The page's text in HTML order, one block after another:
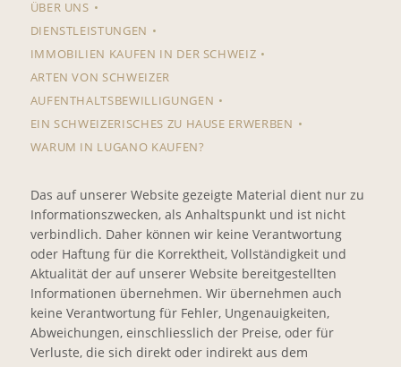
ÜBER UNS
DIENSTLEISTUNGEN
IMMOBILIEN KAUFEN IN DER SCHWEIZ
ARTEN VON SCHWEIZER
AUFENTHALTSBEWILLIGUNGEN
EIN SCHWEIZERISCHES ZU HAUSE ERWERBEN
WARUM IN LUGANO KAUFEN?
Das auf unserer Website gezeigte Material dient nur zu
Informationszwecken, als Anhaltspunkt und ist nicht
verbindlich. Daher können wir keine Verantwortung
oder Haftung für die Korrektheit, Vollständigkeit und
Aktualität der auf unserer Website bereitgestellten
Informationen übernehmen. Wir übernehmen auch
keine Verantwortung für Fehler, Ungenauigkeiten,
Abweichungen, einschliesslich der Preise, oder für
Verluste, die sich direkt oder indirekt aus dem